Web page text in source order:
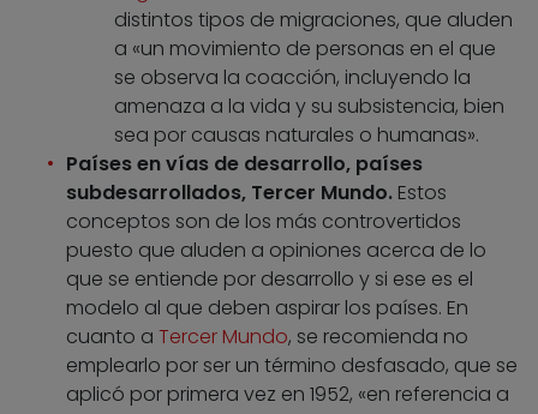
distintos tipos de migraciones, que aluden
a «un movimiento de personas en el que
se observa la coacción, incluyendo la
amenaza a la vida y su subsistencia, bien
sea por causas naturales o humanas».
Países en vías de desarrollo, países
subdesarrollados, Tercer Mundo. Estos
conceptos son de los más controvertidos
puesto que aluden a opiniones acerca de lo
que se entiende por desarrollo y si ese es el
modelo al que deben aspirar los países. En
cuanto a Tercer Mundo, se recomienda no
emplearlo por ser un término desfasado, que se
aplicó por primera vez en 1952, «en referencia a